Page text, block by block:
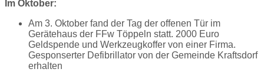
Im Oktober:
Am 3. Oktober fand der Tag der offenen Tür im
Gerätehaus der FFw Töppeln statt. 2000 Euro
Geldspende und Werkzeugkoffer von einer Firma.
Gesponserter Defibrillator von der Gemeinde Kraftsdorf
erhalten